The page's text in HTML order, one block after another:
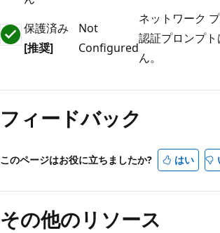
保護済み
[推奨]
Not
Configured
ネットワーク
認証プロンプ
ん。
フィードバック
このページはお役に立ちましたか? はい
その他のリソース